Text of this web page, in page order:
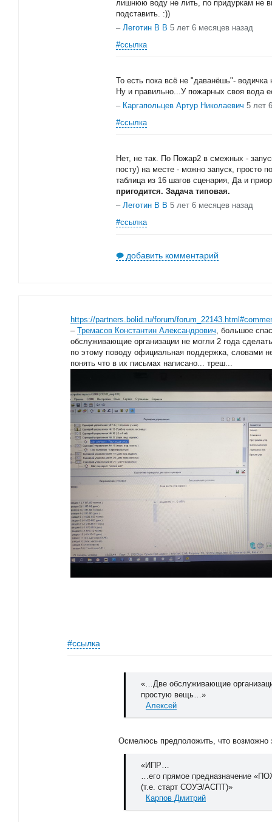
лишнюю воду не лить, по придуркам не
подставить. :))
– Леготин В В 5 лет 6 месяцев назад
#ссылка
То есть пока всё не "даванёшь"- водичка
Ну и правильно...У пожарных своя вода
– Каргапольцев Артур Николаевич 5 лет
#ссылка
Нет, не так. По Пожар2 в смежных -
посту) на месте - можно запуск, просто
таблица из 16 шагов сценария, Да и
пригодится. Задача типовая.
– Леготин В В 5 лет 6 месяцев назад
#ссылка
добавить комментарий
https://partners.bolid.ru/forum/
– Тремасов Константин Александрович, большое
обслуживающие организации не могли 2 года
по этому поводу официальная поддержка, словами
понять что в их письмах написано... треш...
#ссылка
«…Две обслуживающие
простую вещь…»
Алексей
Осмелюсь предположить, что возможно
«ИПР…
…его прямое предназначение
(т.е. старт СОУЭ/АСПТ)»
Карпов Дмитрий